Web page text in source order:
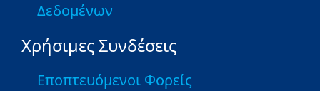
Δεδομένων
Χρήσιμες Συνδέσεις
Εποπτευόμενοι Φορείς